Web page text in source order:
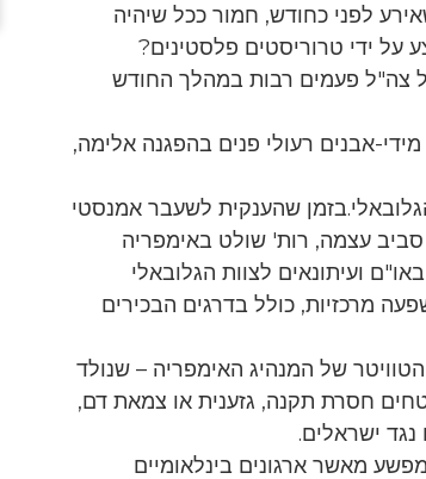
לפני כחודש, חמור ככל שיהיה
ידי טרוריסטים פלסטינים?
צה"ל פעמים רבות במהלך החודש
אבנים רעולי פנים בהפגנה אלימה,
שהענקית לשעבר אמנסטי
סביב עצמה, רות' שולט באימפריה
באו"ם ועיתונאים לצוות הגלובאלי
מרכזיות, כולל בדרגים הבכירים
של המנהיג האימפריה – שנולד
חסרת תקנה, גזענית או צמאת דם,
ישראלים.
מאשר ארגונים בינלאומיים